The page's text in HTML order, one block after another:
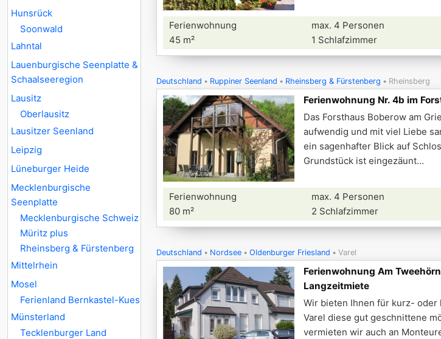
Hunsrück
Soonwald
Lahntal
Lauenburgische Seenplatte &
Schaalseeregion
Lausitz
Oberlausitz
Lausitzer Seenland
Leipzig
Lüneburger Heide
Mecklenburgische
Seenplatte
Mecklenburgische Schweiz
Müritz plus
Rheinsberg & Fürstenberg
Mittelrhein
Mosel
Ferienland Bernkastel-Kues
Münsterland
Tecklenburger Land
Ferienwohnung
45 m²
max. 4 Personen
1 Schlafzimmer
Deutschland Ruppiner Seenland Rheinsberg & Fürstenberg Rheinsberg
Ferienwohnung Nr. 4b im
Das Forsthaus Boberow am
aufwendig und mit viel Liebe
ein sagenhafter Blick auf
Grundstück ist eingezäunt
Ferienwohnung
80 m²
max. 4 Personen
2 Schlafzimmer
Deutschland Nordsee Oldenburger Friesland Varel
Ferienwohnung Am
Langzeitmiete
Wir bieten Ihnen für kurz-
Varel diese gut geschnittene
vermieten wir auch an